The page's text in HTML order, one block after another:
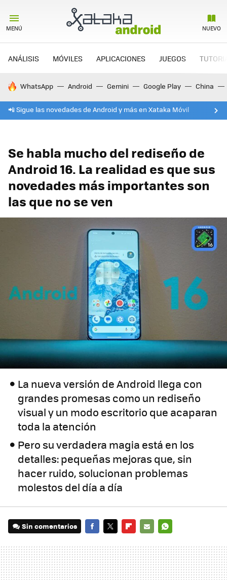
MENÚ NUEVO
ANÁLISIS MÓVILES APLICACIONES JUEGOS
HOY SE HABLA DE
WhatsApp Android Gemini Google Play China
📲 Sigue las novedades de Android y más en Xataka Móvil
Se habla mucho del rediseño de
Android 16. La realidad es que sus
novedades más importantes son
las que no se ven
La nueva versión de Android llega con
grandes promesas como un rediseño
visual y un modo escritorio que acaparan
toda la atención
Pero su verdadera magia está en los
detalles: pequeñas mejoras que, sin
hacer ruido, solucionan problemas
molestos del día a día
Sin comentarios
MAIL